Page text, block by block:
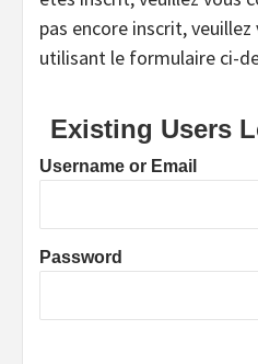
pas encore inscrit,
utilisant le formulaire ci-
Existing Users
Username or Email
Password